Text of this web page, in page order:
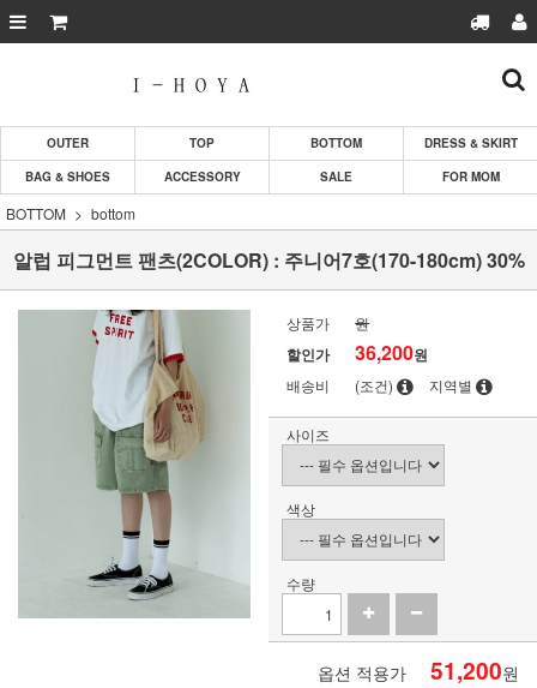
OUTER TOP BOTTOM
DRESS & SKIRT
BAG & SHOES
ACCESSORY SALE FOR MOM
BOTTOM bottom
알럽 피그먼트 팬츠(2COLOR) : 주니어7호(170-180cm) 30%
상품가 원
할인가 36,200원
배송비 (조건) 지역별
사이즈
색상
수량
옵션 적용가 51,200원